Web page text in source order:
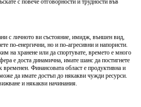
с повече отговорности и трудности във
с личното ви състояние, имидж, външен вид,
по-енергични, но и по-агресивни и напористи.
на хранене или да спортувате, времето е много
е доста динамична, имате шанс да постигнете
Финансовата област е продуктивна и
да имате достъп до някакви чужди ресурси.
и някакви начинания.